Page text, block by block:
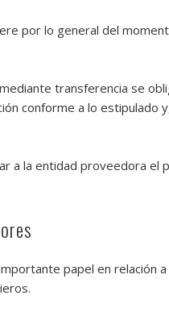
por lo general del
transferencia se
conforme a lo estipulado
a la entidad proveedora el
papel en relación